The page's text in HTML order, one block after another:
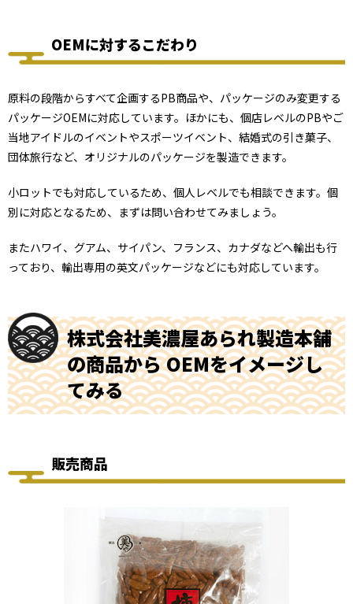
OEMに対するこだわり
原料の段階からすべて企画するPB商品や、パッケージのみ変更する
パッケージOEMに対応しています。ほかにも、個店レベルのPBやご
当地アイドルのイベントやスポーツイベント、結婚式の引き菓子、
団体旅行など、オリジナルのパッケージを製造できます。
小ロットでも対応しているため、個人レベルでも相談できます。個
別に対応となるため、まずは問い合わせてみましょう。
またハワイ、グアム、サイパン、フランス、カナダなどへ輸出も行
っており、輸出専用の英文パッケージなどにも対応しています。
株式会社美濃屋あられ製造本舗
の商品から OEMをイメージし
てみる
販売商品